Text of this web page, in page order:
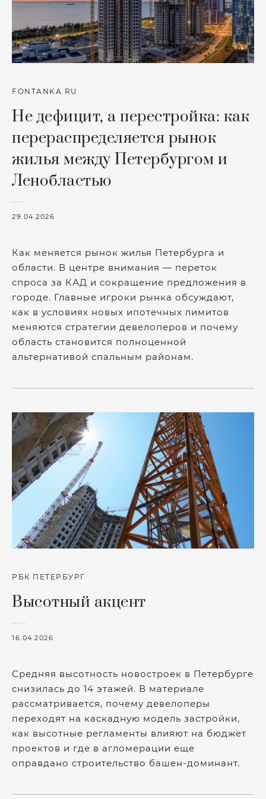
FONTANKA.RU
Не дефицит, а перестройка: как
перераспределяется рынок
жилья между Петербургом и
Ленобластью
29.04.2026
Как меняется рынок жилья Петербурга и
области. В центре внимания — переток
спроса за КАД и сокращение предложения в
городе. Главные игроки рынка обсуждают,
как в условиях новых ипотечных лимитов
меняются стратегии девелоперов и почему
область становится полноценной
альтернативой спальным районам.
РБК ПЕТЕРБУРГ
Высотный акцент
16.04.2026
Средняя высотность новостроек в Петербурге
снизилась до 14 этажей. В материале
рассматривается, почему девелоперы
переходят на каскадную модель застройки,
как высотные регламенты влияют на бюджет
проектов и где в агломерации еще
оправдано строительство башен-доминант.